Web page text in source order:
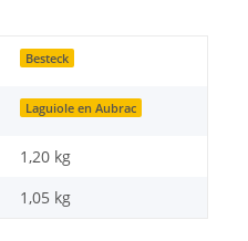
Besteck
Laguiole en Aubrac
1,20 kg
1,05 kg